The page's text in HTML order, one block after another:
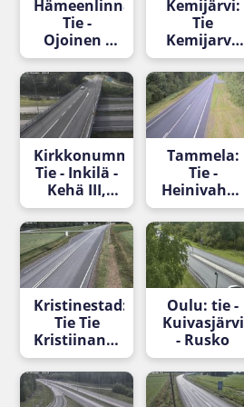
Hämeenlinna:
Tie -
Ojoinen -
null
Kemijärvi:
Tie
Kemijarvi,
Lehtola -
Tienpinta
Kirkkonummi:
Tie - Inkilä -
Kehä III,
silta
Tammela:
Tie -
Heinivaho -
Turkuun
Kristinestad:
Tie Tie
Kristiinankaupunki,
Lapväärtti -
Vaasaan
Oulu: tie -
Kuivasjärvi
- Rusko